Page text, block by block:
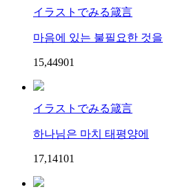
イラストでみる箴言
마음에 있는 불필요한 것을
15,44901
イラストでみる箴言
하나님은 마치 태평양에
17,14101